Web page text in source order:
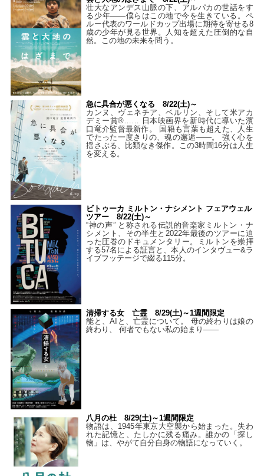
壮大なアンデス山脈の下、アルパカの世話をす
る少年――僕らはこの地で今を生きている。ペ
ルー代表のワールドカップ出場に期待を寄せる8
歳の少年が見る世界。人知を超えた圧倒的な自
然。この地の未来を問う。
急に具合が悪くなる 8/22(土)～
カンヌ、ヴェネチア、ベルリン、そして米アカ
デミー賞®…… 日本映画界を新時代に導いた濱
口竜介監督最新作。 国籍も言葉も超えた、人生
でたった一度きりの、魂の邂逅――。 強く心を
揺さぶる、比類なき傑作。この3時間16分は人生
を変える。
ビトゥーカ ミルトン・ナシメント フェアウェル
ツアー 8/22(土)～
“神の声” と称される伝説的音楽家ミルトン・ナ
シメント、その半生と2022年最後のツアーに迫
った圧巻のドキュメンタリー。ミルトンを崇拝
する57名による証言と、本人のインタヴュー&ラ
イブフッテージで綴る115分。
清掃する女 亡霊 8/29(土)～1週間限定
能と、AIと、亡霊について。 母の終わりは娘の
終わり、 何者でもない私の始まり――
八月の杜 8/29(土)～1週間限定
物語は、1945年東京大空襲から始まった。失わ
れた記憶と、たしかに残る痛み。誰かの「探し
物」は、やがて自分自身の物語になっていく。